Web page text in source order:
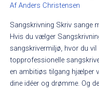
AfAnders Christensen
Sangskrivning Skriv sange
Hvis du vælger
sangskrivermiljø, hvor du
topprofessionelle
en ambitiøs tilgang hjælper
dine idéer og drømme. Og